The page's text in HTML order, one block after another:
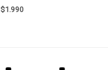
$1.990